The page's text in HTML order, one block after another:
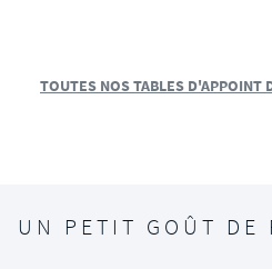
TOUTES NOS TABLES D'APPOINT
UN PETIT GOÛT DE